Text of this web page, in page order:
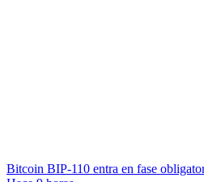
Bitcoin BIP-110 entra en fase